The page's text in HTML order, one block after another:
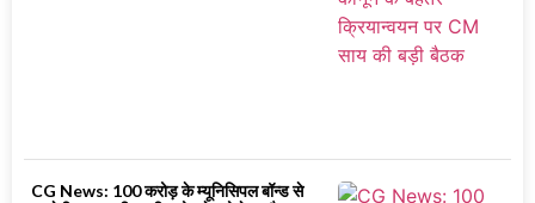
CG News: 100 करोड़ के म्यूनिसिपल बॉन्ड से